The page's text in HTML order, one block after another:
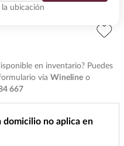
ubicación
en inventario? Puedes
vía Wineline o
667
domicilio no aplica en